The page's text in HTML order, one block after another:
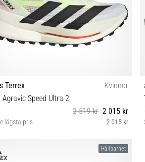
Terrex
Kvinnor
Agravic Speed Ultra 2
2 519 kr 2 015 kr
lägsta pris 2 015 kr
Hållbarhet